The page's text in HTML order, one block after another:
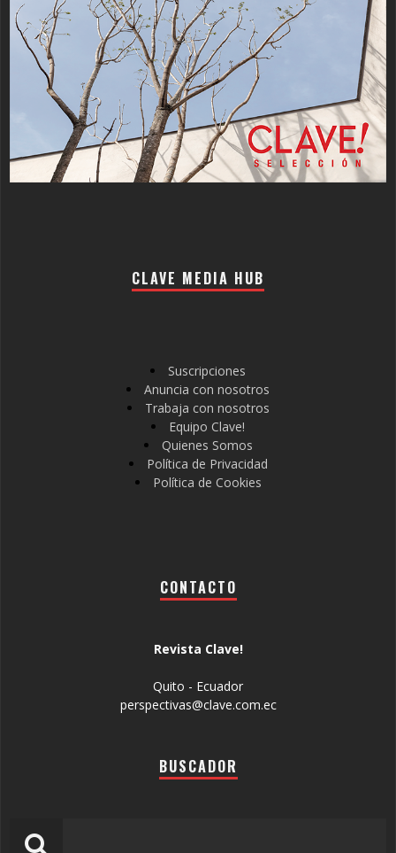
CLAVE MEDIA HUB
Suscripciones
Anuncia con nosotros
Trabaja con nosotros
Equipo Clave!
Quienes Somos
Política de Privacidad
Política de Cookies
CONTACTO
Revista Clave!
Quito - Ecuador
perspectivas@clave.com.ec
BUSCADOR